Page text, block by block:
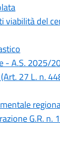
viabilità del
A.S. 2025/
27 L. n.
G.R. n.